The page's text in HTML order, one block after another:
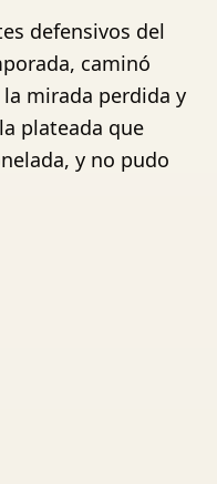
defensivos del
caminó
mirada perdida y
plateada que
y no pudo